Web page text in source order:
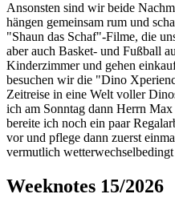
Ansonsten sind wir beide
hängen gemeinsam rum und
"Shaun das Schaf"-Filme, die
aber auch Basket- und Fußball
Kinderzimmer und gehen
besuchen wir die "Dino
Zeitreise in eine Welt voller
ich am Sonntag dann Herrn
bereite ich noch ein paar
vor und pflege dann zuerst
vermutlich
Weeknotes 15/2026